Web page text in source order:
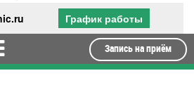
График работы
Запись на приём